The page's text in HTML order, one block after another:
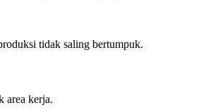
tidak saling bertumpuk.
area kerja.